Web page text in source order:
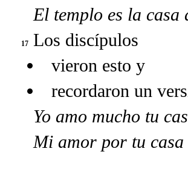
El templo es la casa
17 Los discípulos
vieron esto y
recordaron un
Yo amo mucho tu
Mi amor por tu casa